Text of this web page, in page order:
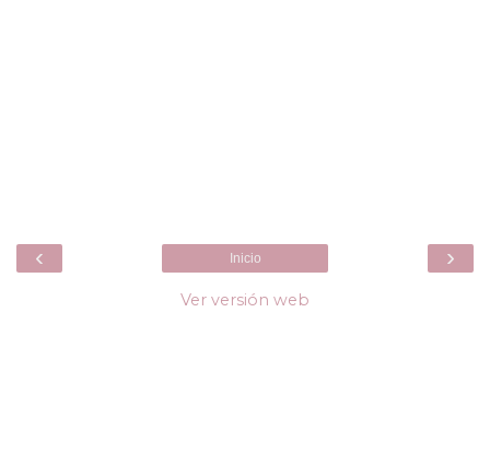
‹ ›
Inicio
Ver versión web